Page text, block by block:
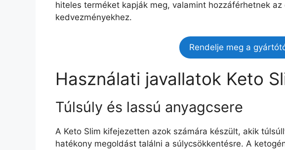
hiteles terméket kapják meg, valamint hozzáférhetnek
kedvezményekhez.
Rendelje meg a
Használati javallatok Keto
Túlsúly és lassú anyagcsere
A Keto Slim kifejezetten azok számára készült, akik
hatékony megoldást találni a súlycsökkentésre. A